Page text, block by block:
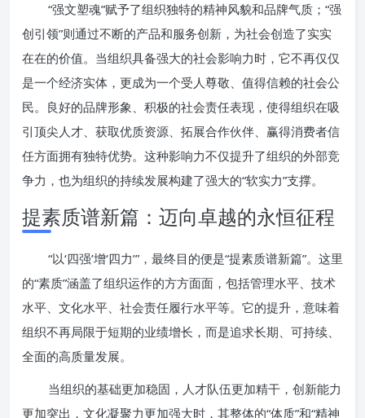
“强文塑魂”赋予了组织独特的精神风貌和品牌气质；“强
创引领”则通过不断的产品和服务创新，为社会创造了实实
在在的价值。当组织具备强大的社会影响力时，它不再仅仅
是一个经济实体，更成为一个受人尊敬、值得信赖的社会公
民。良好的品牌形象、积极的社会责任表现，使得组织在吸
引顶尖人才、获取优质资源、拓展合作伙伴、赢得消费者信
任方面拥有独特优势。这种影响力不仅提升了组织的外部竞
争力，也为组织的持续发展构建了强大的“软实力”支撑。
提素质谱新篇：迈向卓越的永恒征程
“以‘四强’增‘四力’”，最终目的便是“提素质谱新篇”。这里
的“素质”涵盖了组织运作的方方面面，包括管理水平、技术
水平、文化水平、社会责任履行水平等。它的提升，意味着
组织不再局限于短期的业绩增长，而是追求长期、可持续、
全面的高质量发展。
当组织的基础更加稳固，人才队伍更加精干，创新能力
更加突出，文化凝聚力更加强大时，其整体的“体质”和“精神